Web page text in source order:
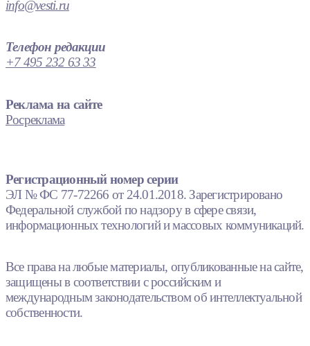
info@vesti.ru
Телефон редакции
+7 495 232 63 33
Реклама на сайте
Росреклама
Регистрационный номер серии
ЭЛ № ФС 77-72266 от 24.01.2018. Зарегистрировано
Федеральной службой по надзору в сфере связи,
информационных технологий и массовых коммуникаций.
Все права на любые материалы, опубликованные на сайте,
защищены в соответствии с российским и
международным законодательством об интеллектуальной
собственности.